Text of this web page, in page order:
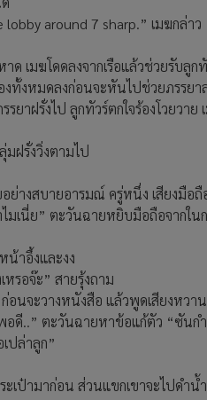
lobby around 7 sharp.” เมฆกล่าว
เมฆโดดลงจากเรือแล้วช่วยรับลู
ทั้งหมดลงก่อนจะหันไปช่วยภรรยา
รยาฝรั่งไป ลูกทัวร์ตกใจร้องโวยวา
มฝรั่งวิ่งตามไป
างสบายอารมณ์ ครู่หนึ่ง เสียงมือถื
มเนี่ย” ตะวันฉายหยิบมือถือจากใ
น้าอึ้งและงง
หรอจ๊ะ” สายรุ้งถาม
อนจะวางหนังสือ แล้วพูดเสียงหวาน
ดี..” ตะวันฉายหาข้อแก้ตัว “ซันก
ปล่าลูก”
ระเป๋ามาก่อน ส่วนแขกเขาจะไปด